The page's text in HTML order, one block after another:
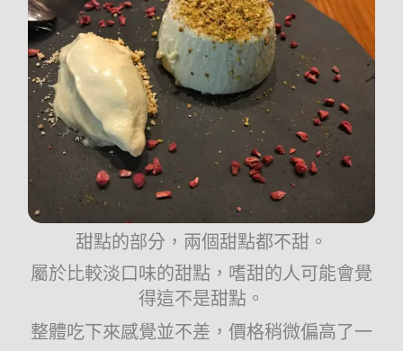
甜點的部分，兩個甜點都不甜。
屬於比較淡口味的甜點，嗜甜的人可能會覺
得這不是甜點。
整體吃下來感覺並不差，價格稍微偏高了一